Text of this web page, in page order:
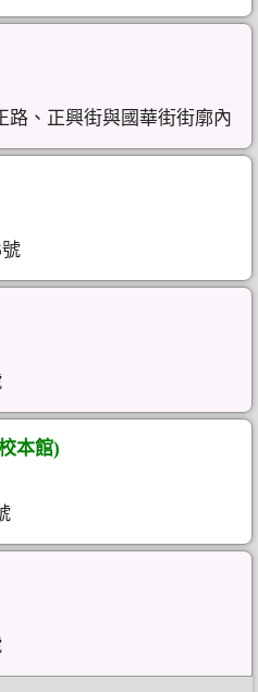
路、正興街與國華街街廓內
本館)